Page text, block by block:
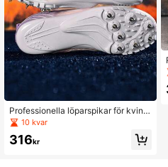
Professionella löparspikar för kvinn
or med 8 spikar, tonat rosa-lila mes
h, lätta halkfria sprint-/längdhopp-/r
acingskor för plastbana, avtagbara
10 kvar
316kr